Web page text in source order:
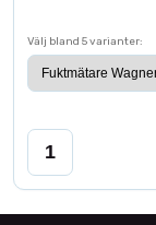
Välj bland 5 varianter: